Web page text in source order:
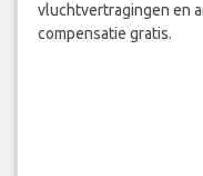
vluchtvertragingen en
compensatie gratis.